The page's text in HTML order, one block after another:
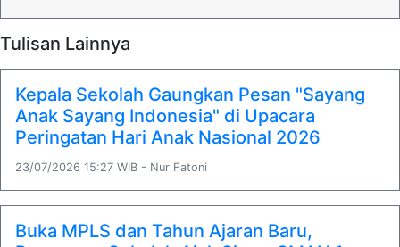
Tulisan Lainnya
Kepala Sekolah Gaungkan Pesan "Sayang
Anak Sayang Indonesia" di Upacara
Peringatan Hari Anak Nasional 2026
23/07/2026 15:27 WIB - Nur Fatoni
Buka MPLS dan Tahun Ajaran Baru,